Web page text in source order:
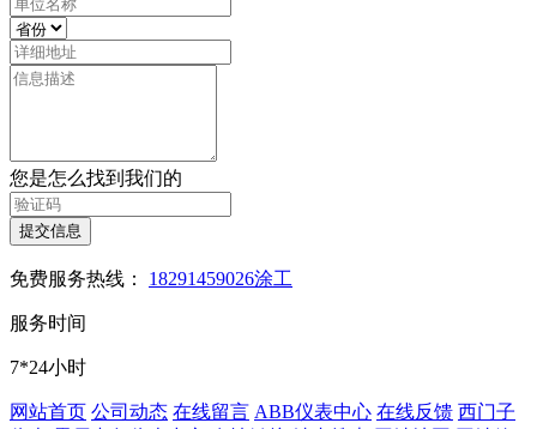
您是怎么找到我们的
提交信息
免费服务热线： 18291459026涂工
服务时间
7*24小时
网站首页 公司动态 在线留言 ABB仪表中心 在线反馈 西门子